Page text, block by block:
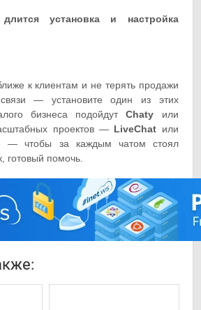
установка и настройка
к клиентам и не терять продажи
связи — установите один из этих
бизнеса подойдутChaty или
проектов — LiveChat или
— чтобы за каждым чатом стоял
готовый помочь.